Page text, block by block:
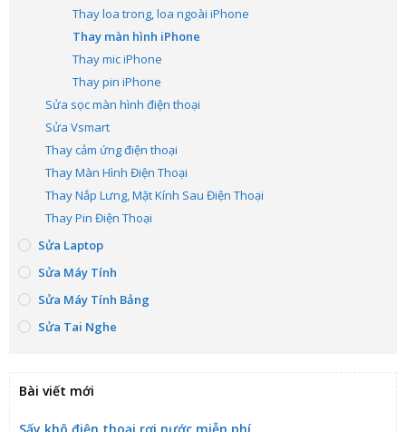
Thay loa trong, loa ngoài iPhone
Thay màn hình iPhone
Thay mic iPhone
Thay pin iPhone
Sửa sọc màn hình điện thoại
Sửa Vsmart
Thay cảm ứng điện thoại
Thay Màn Hình Điện Thoại
Thay Nắp Lưng, Mặt Kính Sau Điện Thoại
Thay Pin Điện Thoại
Sửa Laptop
Sửa Máy Tính
Sửa Máy Tính Bảng
Sửa Tai Nghe
Bài viết mới